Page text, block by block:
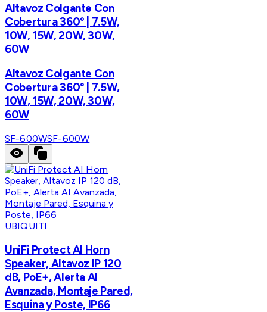
Altavoz Colgante Con
Cobertura 360° | 7.5W,
10W, 15W, 20W, 30W,
60W
Altavoz Colgante Con
Cobertura 360° | 7.5W,
10W, 15W, 20W, 30W,
60W
SF-600WSF-600W
UBIQUITI
UniFi Protect AI Horn
Speaker, Altavoz IP 120
dB, PoE+, Alerta AI
Avanzada, Montaje Pared,
Esquina y Poste, IP66